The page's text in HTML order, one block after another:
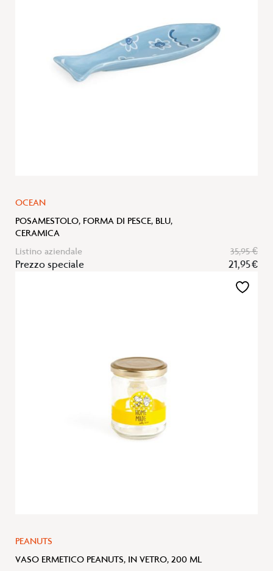
OCEAN
POSAMESTOLO, FORMA DI PESCE, BLU,
CERAMICA
Listino aziendale
35,95 €
Prezzo speciale 21,95 €
PEANUTS
VASO ERMETICO PEANUTS, IN VETRO, 200 ML
Aggiungi